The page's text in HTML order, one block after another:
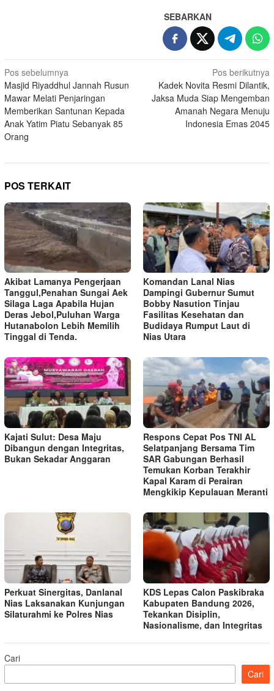
SEBARKAN
Navigasi
pos
Pos sebelumnya
Masjid Riyaddhul Jannah Rusun
Mawar Melati Penjaringan
Memberikan Santunan Kepada
Anak Yatim Piatu Sebanyak 85
Orang
Pos berikutnya
Kadek Novita Resmi Dilantik,
Jaksa Muda Siap Mengemban
Amanah Negara Menuju
Indonesia Emas 2045
POS TERKAIT
Akibat Lamanya Pengerjaan
Tanggul,Penahan Sungai Aek
Silaga Laga Apabila Hujan
Deras Jebol,Puluhan Warga
Hutanabolon Lebih Memilih
Tinggal di Tenda.
Komandan Lanal Nias
Dampingi Gubernur Sumut
Bobby Nasution Tinjau
Fasilitas Kesehatan dan
Budidaya Rumput Laut di
Nias Utara
Kajati Sulut: Desa Maju
Dibangun dengan Integritas,
Bukan Sekadar Anggaran
Respons Cepat Pos TNI AL
Selatpanjang Bersama Tim
SAR Gabungan Berhasil
Temukan Korban Terakhir
Kapal Karam di Perairan
Mengkikip Kepulauan Meranti
Perkuat Sinergitas, Danlanal
Nias Laksanakan Kunjungan
Silaturahmi ke Polres Nias
KDS Lepas Calon Paskibraka
Kabupaten Bandung 2026,
Tekankan Disiplin,
Nasionalisme, dan Integritas
Cari
Cari